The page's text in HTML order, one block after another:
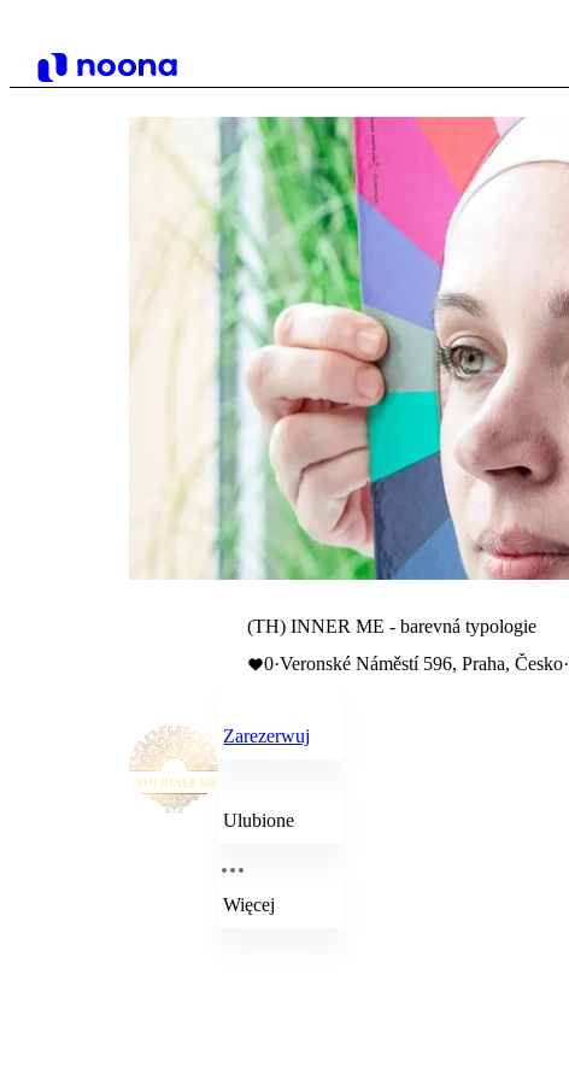
(TH) INNER ME - barevná typologie
0·Veronské Náměstí 596, Praha, Česko·
Zarezerwuj
Ulubione
Więcej